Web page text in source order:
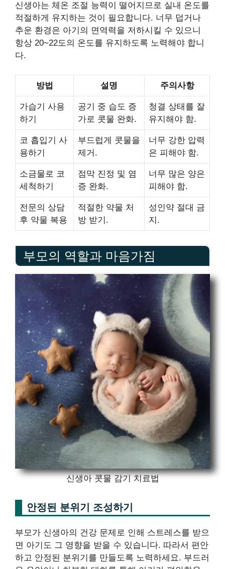
신생아는 체온 조절 능력이 떨어지므로 실내 온도를
적절하게 유지하는 것이 필요합니다. 너무 덥거나
추운 환경은 아기의 면역력을 저하시킬 수 있으니
항상 20~22도의 온도를 유지하도록 노력해야 합니
다.
방법 설명 주의사항
가습기 사용
하기
공기 중 습도 증
가로 콧물 완화.
청결 상태를 잘
유지해야 함.
코 흡입기 사
용하기
부드럽게 콧물을
제거.
너무 강한 압력
은 피해야 함.
소금물로 코
세척하기
점막 진정 및 염
증 완화.
너무 많은 양은
피해야 함.
전문의 상담
후 약물 복용
적절한 약물 처
방 받기.
성인약 절대 금
지.
부모의 역할과 마음가짐
신생아 콧물 감기 치료법
안정된 분위기 조성하기
부모가 신생아의 건강 문제로 인해 스트레스를 받으
면 아기도 그 영향을 받을 수 있습니다. 따라서 편안
하고 안정된 분위기를 만들도록 노력하세요. 부드러